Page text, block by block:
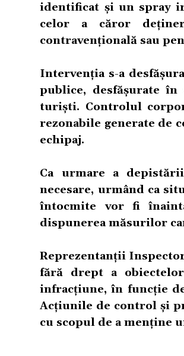
identificat și un spray
celor a căror
contravențională sau
Intervenția s-a
publice, desfășurate
turiști. Controlul
rezonabile generate de
echipaj.
Ca urmare a
necesare, urmând ca
întocmite vor fi
dispunerea măsurilor
Reprezentanții
fără drept a
infracțiune, în funcție
Acțiunile de control și
cu scopul de a menține